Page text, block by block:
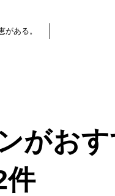
がある。
がお
件